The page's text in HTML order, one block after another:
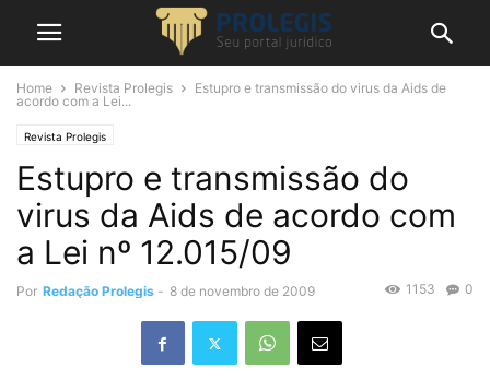
Home Revista Prolegis
Estupro e transmissão do virus da Aids de
acordo com a Lei...
Revista Prolegis
Estupro e transmissão do
virus da Aids de acordo com
a Lei nº 12.015/09
Por Redação Prolegis - 8 de novembro de 2009 0
1153